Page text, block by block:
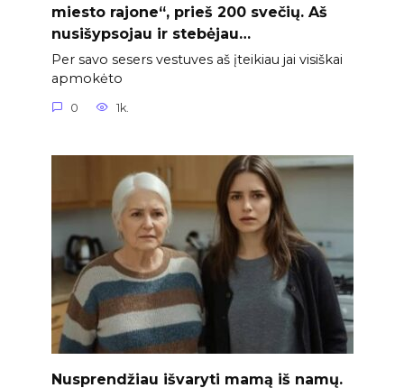
miesto rajone“, prieš 200 svečių. Aš
nusišypsojau ir stebėjau…
Per savo sesers vestuves aš įteikiau jai visiškai
apmokėto
0 1k.
Nusprendžiau išvaryti mamą iš namų.